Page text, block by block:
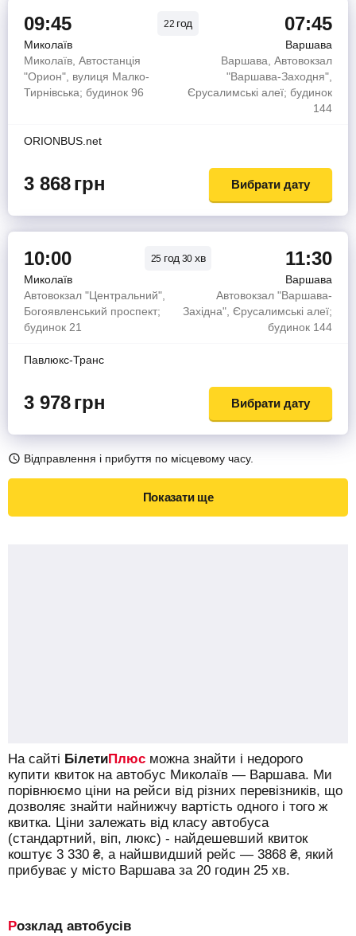
09:45 22 год 07:45
Миколаїв
Варшава
Миколаїв, Автостанція
"Орион", вулиця Малко-
Тирнівська; будинок 96
Варшава, Автовокзал
"Варшава-Заходня",
Єрусалимські алеї; будинок
144
ORIONBUS.net
3 868грн Вибрати дату
10:00 25 год 30 хв 11:30
Миколаїв
Варшава
Автовокзал "Центральний",
Богоявленський проспект;
будинок 21
Автовокзал "Варшава-
Західна", Єрусалимські алеї;
будинок 144
Павлюкс-Транс
3 978грн Вибрати дату
Відправлення і прибуття по місцевому часу.
Показати ще
На сайті БілетиПлюс можна знайти і недорого
купити квиток на автобус Миколаїв — Варшава. Ми
порівнюємо ціни на рейси від різних перевізників, що
дозволяє знайти найнижчу вартість одного і того ж
квитка. Ціни залежать від класу автобуса
(стандартний, віп, люкс) - найдешевший квиток
коштує 3 330 ₴, а найшвидший рейс — 3868 ₴, який
прибуває у місто Варшава за 20 годин 25 хв.
Розклад автобусів